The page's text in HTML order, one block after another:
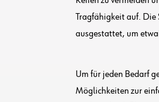
Tragfähigkeit auf.
ausgestattet, um
Um für jeden Bedarf
Möglichkeiten zur